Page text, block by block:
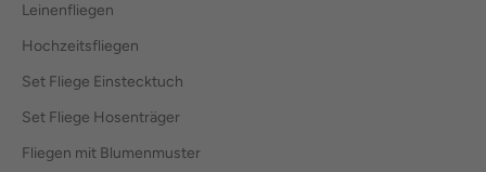
Leinenfliegen
Hochzeitsfliegen
Set Fliege Einstecktuch
Set Fliege Hosenträger
Fliegen mit Blumenmuster